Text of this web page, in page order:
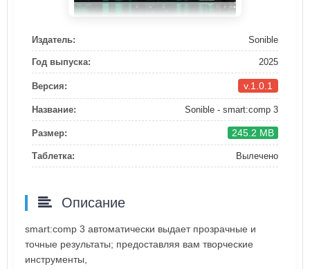
Издатель: Sonible
Год выпуска: 2025
Версия: v.1.0.1
Название: Sonible - smart:comp 3
Размер: 245.2 MB
Таблетка: Вылечено
Описание
smart:comp 3 автоматически выдает прозрачные и
точные результаты; предоставляя вам творческие
инструменты,